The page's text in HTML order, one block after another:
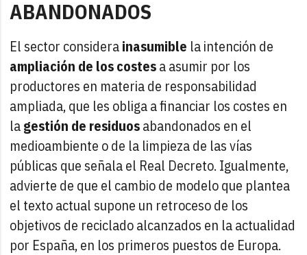
ABANDONADOS
El sector considerainasumible la intención de
ampliación de los costesa asumir por los
productores en materia de responsabilidad
ampliada, que les obliga a financiar los costes en
lagestión de residuosabandonados en el
medioambiente o de la limpieza de las vías
públicas que señala el Real Decreto. Igualmente,
advierte de que el cambio de modelo que plantea
el texto actual supone un retroceso de los
objetivos de reciclado alcanzados en la actualidad
por España, en los primeros puestos de Europa.